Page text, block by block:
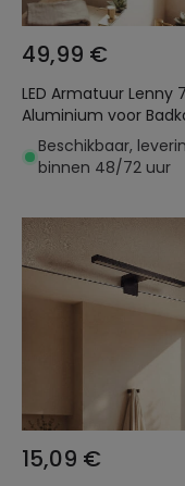
49,99 €
LED Armatuur Lenny
Aluminium voor
Beschikbaar,
binnen 48/72 uur
15,09 €